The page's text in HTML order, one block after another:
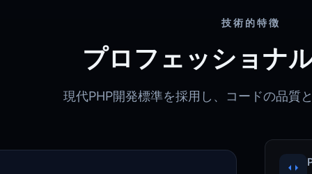
技術的特徴
プロフェッショナ
現代PHP開発標準を採用し、コードの品質